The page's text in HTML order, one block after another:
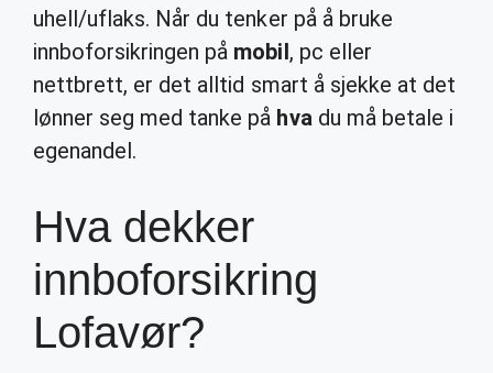
uhell/uflaks. Når du tenker på å bruke
innboforsikringen på mobil, pc eller
nettbrett, er det alltid smart å sjekke at det
lønner seg med tanke på hvadu må betale i
egenandel.
Hva dekker
innboforsikring
Lofavør?